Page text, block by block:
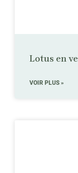
Lotus en
VOIR PLUS »